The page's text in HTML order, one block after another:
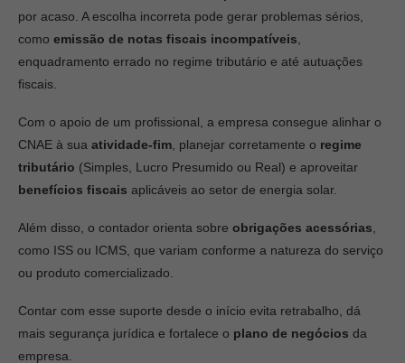
por acaso. A escolha incorreta pode gerar problemas sérios,
como emissão de notas fiscais incompatíveis
enquadramento errado no regime tributário e até autuações
fiscais.
Com o apoio de um profissional, a empresa consegue alinhar o
CNAE à sua atividade-fim , planejar corretamente o regime
tributário (Simples, Lucro Presumido ou Real) e aproveitar
benefícios fiscais aplicáveis ao setor de energia solar.
Além disso, o contador orienta sobre obrigações acessórias
como ISS ou ICMS, que variam conforme a natureza do serviço
ou produto comercializado.
Contar com esse suporte desde o início evita retrabalho, dá
mais segurança jurídica e fortalece o plano de negócios da
empresa.